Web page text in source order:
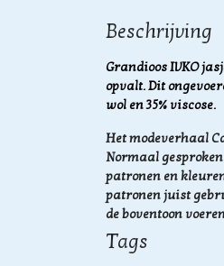
Beschrijving
Grandioos IVKO
opvalt. Dit
wol en 35% viscose.
Het modeverhaal
Normaal
patronen en
patronen juist
de boventoon
Tags